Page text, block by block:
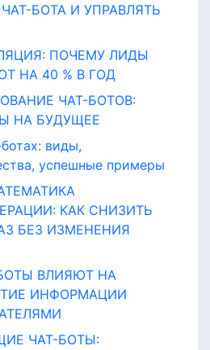
БОТА И УПРАВЛЯТЬ
ПОЧЕМУ ЛИДЫ
НА 40 % В ГОД
ЧАТ-БОТОВ:
НА БУДУЩЕЕ
виды,
успешные примеры
КАК СНИЗИТЬ
БЕЗ ИЗМЕНЕНИЯ
ВЛИЯЮТ НА
ИНФОРМАЦИИ
ЧАТ-БОТЫ: